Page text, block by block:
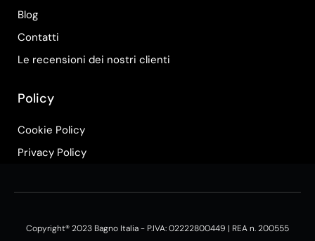
Blog
Contatti
Le recensioni dei nostri clienti
Policy
Cookie Policy
Privacy Policy
Copyright® 2023 Bagno Italia - P.IVA: 02222800449 | REA n. 200555